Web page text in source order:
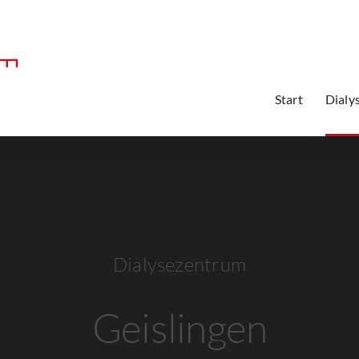
Start
Dialysezentrum
Geislingen